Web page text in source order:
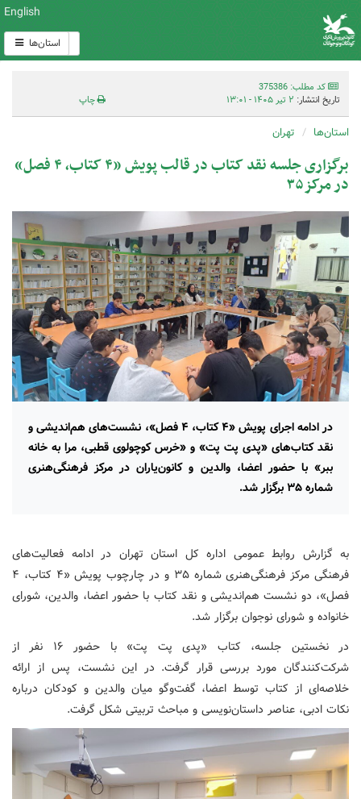
English
استان‌ها
کد مطلب: 375386
تاریخ انتشار: ۲ تیر ۱۴۰۵ - ۱۳:۰۱ چاپ
استان‌ها تهران
برگزاری جلسه نقد کتاب در قالب پویش «۴ کتاب، ۴ فصل»
در مرکز۳۵
در ادامه اجرای پویش «۴ کتاب، ۴ فصل»، نشست‌های هم‌اندیشی و
نقد کتاب‌های «پدی پت پت» و «خرس کوچولوی قطبی، مرا به خانه
ببر» با حضور اعضا، والدین و کانون‌یاران در مرکز فرهنگی‌هنری
شماره ۳۵ برگزار شد.
به گزارش روابط عمومی اداره کل استان تهران در ادامه فعالیت‌های
فرهنگی مرکز فرهنگی‌هنری شماره ۳۵ و در چارچوب پویش «۴ کتاب، ۴
فصل»، دو نشست هم‌اندیشی و نقد کتاب با حضور اعضا، والدین، شورای
خانواده و شورای نوجوان برگزار شد.
در نخستین جلسه، کتاب «پدی پت پت» با حضور ۱۶ نفر از
شرکت‌کنندگان مورد بررسی قرار گرفت. در این نشست، پس از ارائه
خلاصه‌ای از کتاب توسط اعضا، گفت‌وگو میان والدین و کودکان درباره
نکات ادبی، عناصر داستان‌نویسی و مباحث تربیتی شکل گرفت.